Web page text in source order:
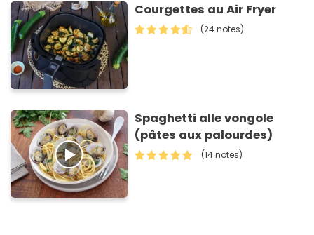
Courgettes au Air Fryer
(24 notes)
Spaghetti alle vongole
(pâtes aux palourdes)
(14 notes)